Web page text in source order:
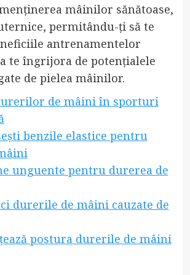
mâinilor sănătoase,
permitându-ți să te
antrenamentelor
te îngrijora de potențialele
de pielea mâinilor.
de mâini în sporturi
benzile elastice pentru
unguente pentru durerea de
durerile de mâini cauzate de
postura durerile de mâini